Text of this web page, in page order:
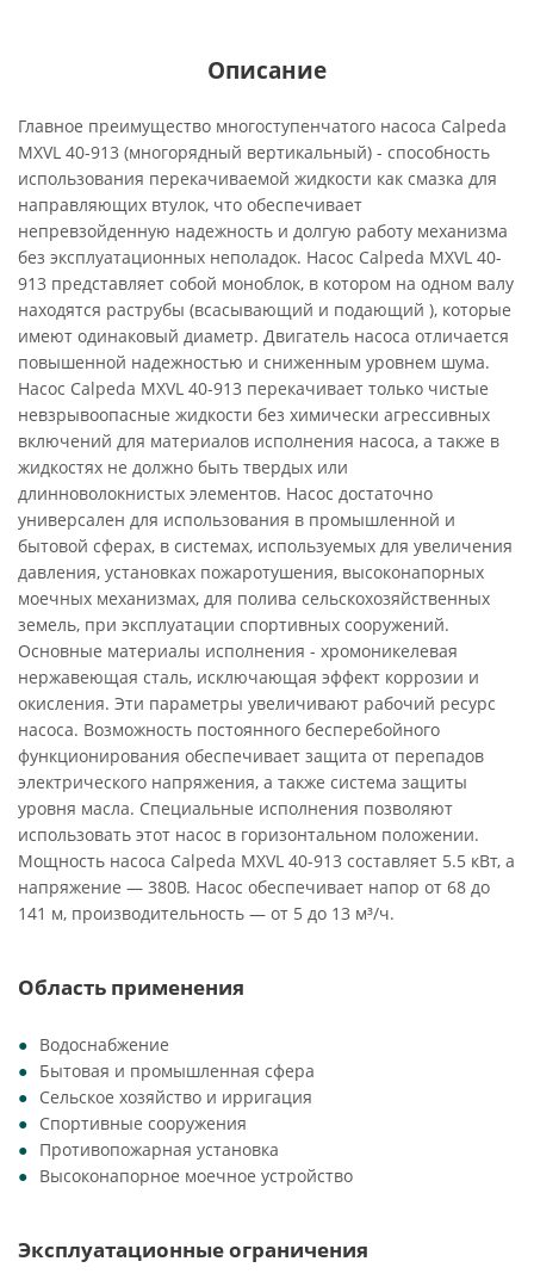
Описание
Главное преимущество многоступенчатого насоса Calpeda
MXVL 40-913 (многорядный вертикальный) - способность
использования перекачиваемой жидкости как смазка для
направляющих втулок, что обеспечивает
непревзойденную надежность и долгую работу механизма
без эксплуатационных неполадок. Насос Calpeda MXVL 40-
913 представляет собой моноблок, в котором на одном валу
находятся раструбы (всасывающий и подающий ), которые
имеют одинаковый диаметр. Двигатель насоса отличается
повышенной надежностью и сниженным уровнем шума.
Насос Calpeda MXVL 40-913 перекачивает только чистые
невзрывоопасные жидкости без химически агрессивных
включений для материалов исполнения насоса, а также в
жидкостях не должно быть твердых или
длинноволокнистых элементов. Насос достаточно
универсален для использования в промышленной и
бытовой сферах, в системах, используемых для увеличения
давления, установках пожаротушения, высоконапорных
моечных механизмах, для полива сельскохозяйственных
земель, при эксплуатации спортивных сооружений.
Основные материалы исполнения - хромоникелевая
нержавеющая сталь, исключающая эффект коррозии и
окисления. Эти параметры увеличивают рабочий ресурс
насоса. Возможность постоянного бесперебойного
функционирования обеспечивает защита от перепадов
электрического напряжения, а также система защиты
уровня масла. Специальные исполнения позволяют
использовать этот насос в горизонтальном положении.
Мощность насоса Calpeda MXVL 40-913 составляет 5.5 кВт, а
напряжение — 380В. Насос обеспечивает напор от 68 до
141 м, производительность — от 5 до 13 м³/ч.
Область применения
Водоснабжение
Бытовая и промышленная сфера
Сельское хозяйство и ирригация
Спортивные сооружения
Противопожарная установка
Высоконапорное моечное устройство
Эксплуатационные ограничения